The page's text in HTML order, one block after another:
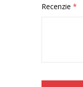
Recenzie